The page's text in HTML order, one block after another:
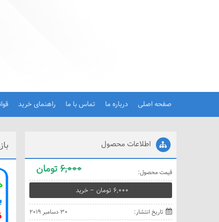
صفحه اصلی درباره ما تماس با ما راهنمای خرید
اطلاعات محصول
قيمت محصول: 6,000تومان
6,000 تومان – خريد
تاريخ انتشار:
30 دسامبر 2019